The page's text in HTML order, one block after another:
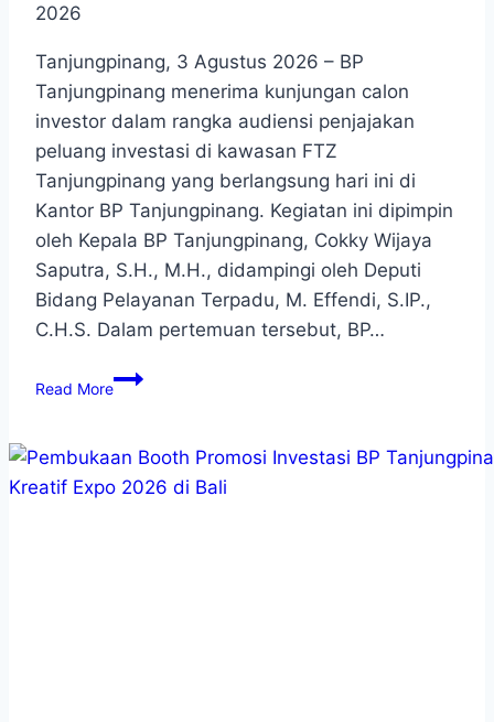
2026
Tanjungpinang, 3 Agustus 2026 – BP
Tanjungpinang menerima kunjungan calon
investor dalam rangka audiensi penjajakan
peluang investasi di kawasan FTZ
Tanjungpinang yang berlangsung hari ini di
Kantor BP Tanjungpinang. Kegiatan ini dipimpin
oleh Kepala BP Tanjungpinang, Cokky Wijaya
Saputra, S.H., M.H., didampingi oleh Deputi
Bidang Pelayanan Terpadu, M. Effendi, S.IP.,
C.H.S. Dalam pertemuan tersebut, BP…
Read More